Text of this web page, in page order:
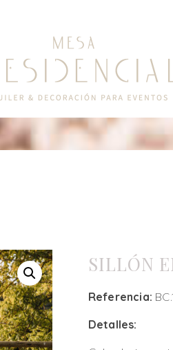
SILLÓN
Referencia:
Detalles: